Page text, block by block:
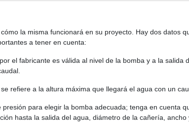
la misma funcionará en su proyecto. Hay dos datos
a tener en cuenta:
el fabricante es válida al nivel de la bomba y a la salida
refiere a la altura máxima que llegará el agua con un
para elegir la bomba adecuada; tenga en cuenta
hasta la salida del agua, diámetro de la cañería,